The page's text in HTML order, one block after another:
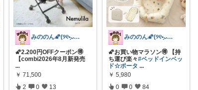
みののん🌠(୨୧•͈ᴗ•͈)感謝♡
🌠2.200円OFFクーポン🉐
【combi2026年8月新発売
...
￥ 71,500
2 0 13
みののん🌠(୨୧•͈ᴗ•͈)感謝♡
🌠お買い物マラソン🉐 【持
ち運び楽々#ベッドインベッ
ド☆ポータ ...
￥ 5,980
0 0 84